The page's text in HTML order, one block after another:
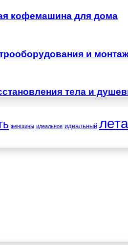
кофемашина для дома
и
тела и
женщины идеальное идеальный лета